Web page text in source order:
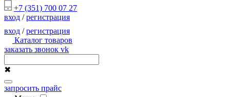
+7 (351) 700 07 27
вход /регистрация
вход /регистрация
Каталог товаров
заказать звонок vk
✖
запросить прайс